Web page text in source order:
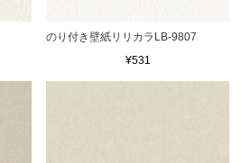
のり付き壁紙リリカラLB-9807
¥531